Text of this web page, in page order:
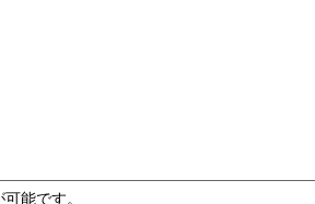
能です。